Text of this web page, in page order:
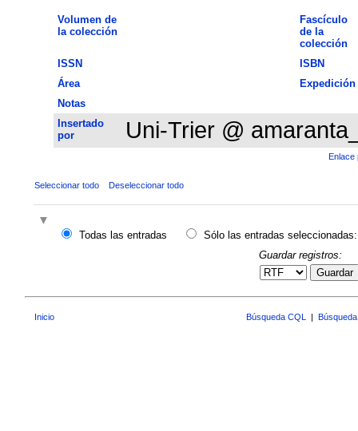
Volumen de
la colección
Fascículo
de la
colección
ISSN
ISBN
Área
Expedición
Notas
Insertado
por
Uni-Trier @
Enlace
Seleccionar todo Deseleccionar todo
Todas las entradas
Sólo las entradas seleccionadas:
Guardar registros:
Guardar
Inicio Búsqueda CQL